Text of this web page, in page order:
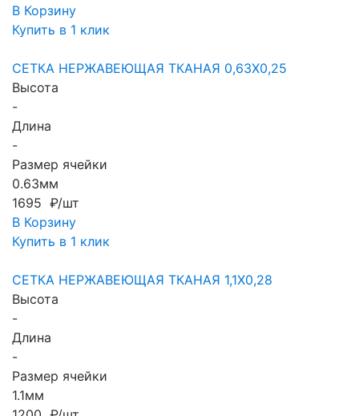
В Корзину
Купить в 1 клик
СЕТКА НЕРЖАВЕЮЩАЯ ТКАНАЯ 0,63X0,25
Высота
-
Длина
-
Размер ячейки
0.63мм
1695 ₽/шт
В Корзину
Купить в 1 клик
СЕТКА НЕРЖАВЕЮЩАЯ ТКАНАЯ 1,1X0,28
Высота
-
Длина
-
Размер ячейки
1.1мм